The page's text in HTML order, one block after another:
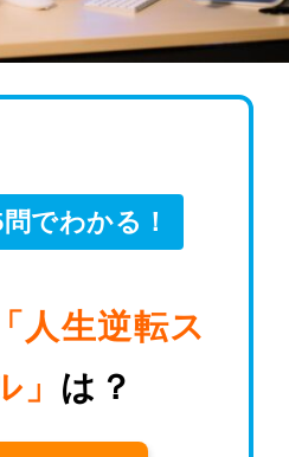
でわかる！
「人生逆転ス
」 は？